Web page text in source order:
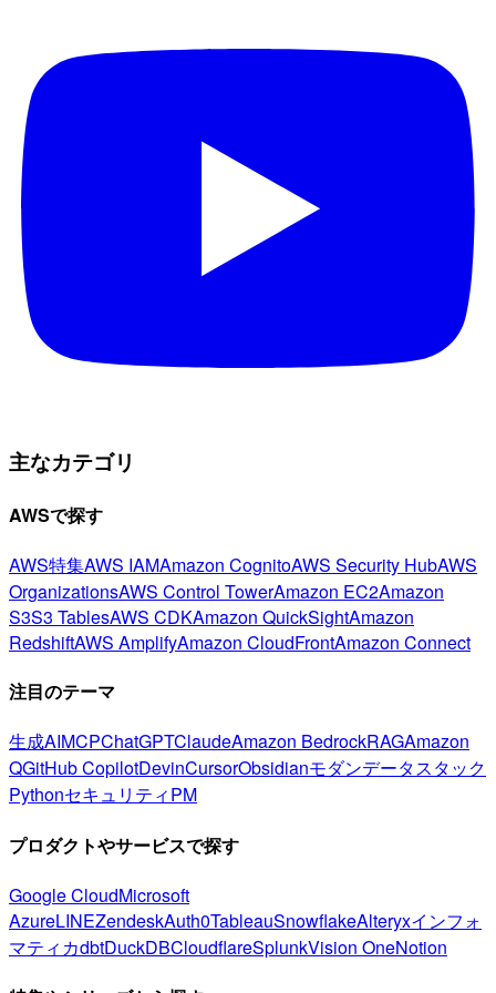
主なカテゴリ
AWSで探す
AWS特集AWS IAMAmazon CognitoAWS Security HubAWS
OrganizationsAWS Control TowerAmazon EC2Amazon
S3S3 TablesAWS CDKAmazon QuickSightAmazon
RedshiftAWS AmplifyAmazon CloudFrontAmazon Connect
注目のテーマ
生成AIMCPChatGPTClaudeAmazon BedrockRAGAmazon
QGitHub CopilotDevinCursorObsidianモダンデータスタック
PythonセキュリティPM
プロダクトやサービスで探す
Google CloudMicrosoft
AzureLINEZendeskAuth0TableauSnowflakeAlteryxインフォ
マティカdbtDuckDBCloudflareSplunkVision OneNotion